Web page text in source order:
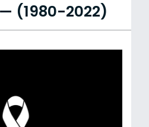
(1980-2022)